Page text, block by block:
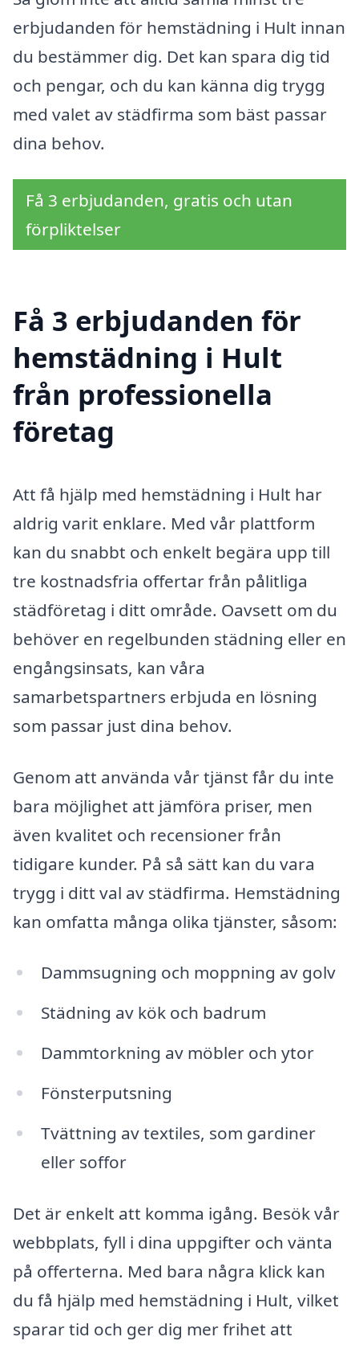
erbjudanden för hemstädning i Hult innan
du bestämmer dig. Det kan spara dig tid
och pengar, och du kan känna dig trygg
med valet av städfirma som bäst passar
dina behov.
Få 3 erbjudanden, gratis och utan
förpliktelser
Få 3 erbjudanden för
hemstädning i Hult
från professionella
företag
Att få hjälp med hemstädning i Hult har
aldrig varit enklare. Med vår plattform
kan du snabbt och enkelt begära upp till
tre kostnadsfria offertar från pålitliga
städföretag i ditt område. Oavsett om du
behöver en regelbunden städning eller en
engångsinsats, kan våra
samarbetspartners erbjuda en lösning
som passar just dina behov.
Genom att använda vår tjänst får du inte
bara möjlighet att jämföra priser, men
även kvalitet och recensioner från
tidigare kunder. På så sätt kan du vara
trygg i ditt val av städfirma. Hemstädning
kan omfatta många olika tjänster, såsom:
Dammsugning och moppning av golv
Städning av kök och badrum
Dammtorkning av möbler och ytor
Fönsterputsning
Tvättning av textiles, som gardiner
eller soffor
Det är enkelt att komma igång. Besök vår
webbplats, fyll i dina uppgifter och vänta
på offerterna. Med bara några klick kan
du få hjälp med hemstädning i Hult, vilket
sparar tid och ger dig mer frihet att